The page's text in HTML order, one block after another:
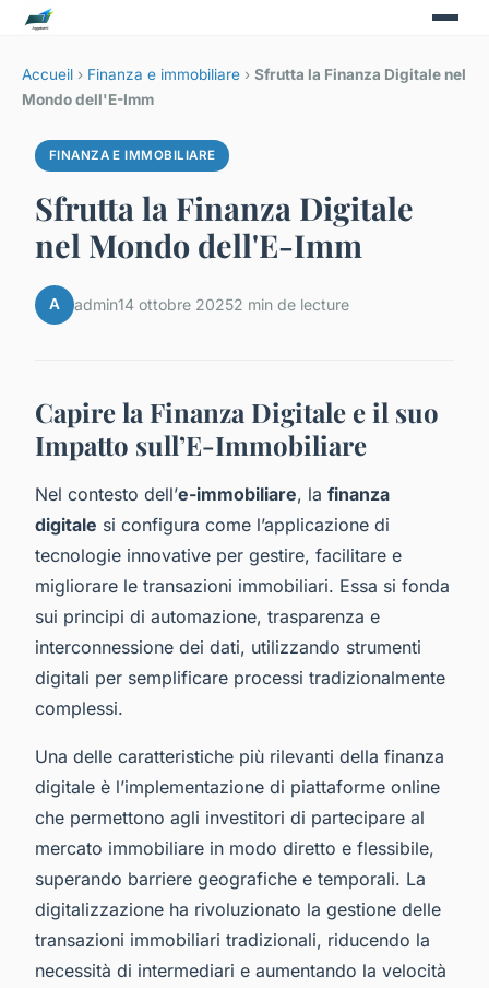
Accueil › Finanza e immobiliare › Sfrutta la Finanza Digitale nel
Mondo dell'E-Imm
FINANZA E IMMOBILIARE
Sfrutta la Finanza Digitale
nel Mondo dell'E-Imm
A admin14 ottobre 20252 min de lecture
Capire la Finanza Digitale e il suo
Impatto sull’E-Immobiliare
Nel contesto dell’e-immobiliare, la finanza
digitale si configura come l’applicazione di
tecnologie innovative per gestire, facilitare e
migliorare le transazioni immobiliari. Essa si fonda
sui principi di automazione, trasparenza e
interconnessione dei dati, utilizzando strumenti
digitali per semplificare processi tradizionalmente
complessi.
Una delle caratteristiche più rilevanti della finanza
digitale è l’implementazione di piattaforme online
che permettono agli investitori di partecipare al
mercato immobiliare in modo diretto e flessibile,
superando barriere geografiche e temporali. La
digitalizzazione ha rivoluzionato la gestione delle
transazioni immobiliari tradizionali, riducendo la
necessità di intermediari e aumentando la velocità